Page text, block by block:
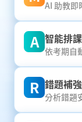
AI 助教即
A 智能排
依考期自
R 錯題補
分析錯題